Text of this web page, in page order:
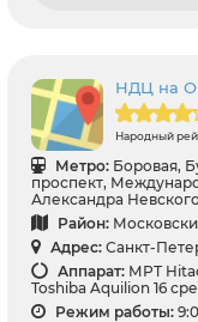
НДЦ на
Народный
Метро: Боровая,
проспект,
Александра
Район:
Адрес: Санкт-
Аппарат: МРТ
Toshiba Aquilion 16
Режим работы: